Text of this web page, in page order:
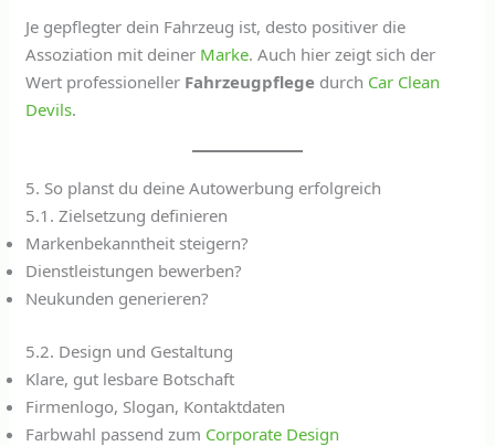
Je gepflegter dein Fahrzeug ist, desto positiver die
Assoziation mit deiner Marke. Auch hier zeigt sich der
Wert professioneller Fahrzeugpflege durch Car Clean
Devils.
5. So planst du deine Autowerbung erfolgreich
5.1. Zielsetzung definieren
Markenbekanntheit steigern?
Dienstleistungen bewerben?
Neukunden generieren?
5.2. Design und Gestaltung
Klare, gut lesbare Botschaft
Firmenlogo, Slogan, Kontaktdaten
Farbwahl passend zum Corporate Design